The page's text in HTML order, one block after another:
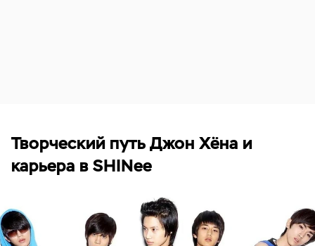
Творческий путь Джон Хёна и
карьера в SHINee